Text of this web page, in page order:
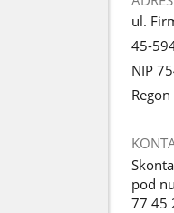
ul.
45-
NIP
pod
77 45